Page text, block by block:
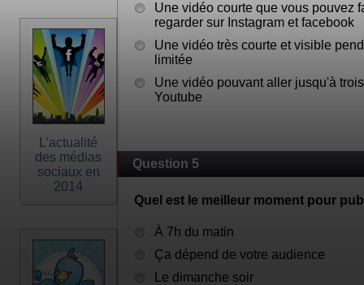
L'actualité
des médias
sociaux en
2014
Une vidéo courte que vous pouvez
regarder sur Instagram et facebook
Une vidéo très courte et visible
limitée
Une vidéo pouvant aller jusqu'à
Youtube
Question 5
Quel est le meilleur moment pour
À 7h du matin
Ça dépend de votre audience
Le dimanche soir